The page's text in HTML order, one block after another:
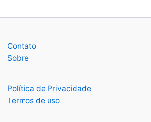
Contato
Sobre
Política de Privacidade
Termos de uso